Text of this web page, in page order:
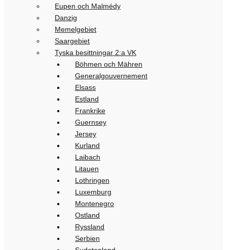
Eupen och Malmédy
Danzig
Memelgebiet
Saargebiet
Tyska besittningar 2:a VK
Böhmen och Mähren
Generalgouvernement
Elsass
Estland
Frankrike
Guernsey
Jersey
Kurland
Laibach
Litauen
Lothringen
Luxemburg
Montenegro
Ostland
Ryssland
Serbien